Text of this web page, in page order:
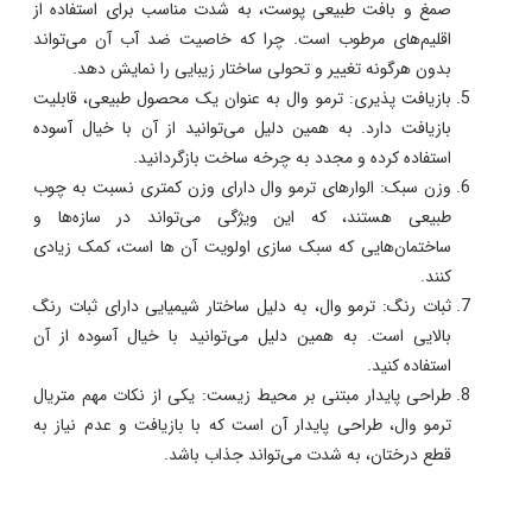
صمغ و بافت طبیعی پوست، به شدت مناسب برای استفاده از
اقلیم‌های مرطوب است. چرا که خاصیت ضد آب آن می‌تواند
بدون هرگونه تغییر و تحولی ساختار زیبایی را نمایش دهد.
بازیافت پذیری: ترمو وال به عنوان یک محصول طبیعی، قابلیت
بازیافت دارد. به همین دلیل می‌توانید از آن با خیال آسوده
استفاده کرده و مجدد به چرخه ساخت بازگردانید.
وزن سبک: الوارهای ترمو وال دارای وزن کمتری نسبت به چوب
طبیعی هستند، که این ویژگی می‌تواند در سازه‌ها و
ساختمان‌هایی که سبک سازی اولویت آن ها است، کمک زیادی
کنند.
ثبات رنگ: ترمو وال، به دلیل ساختار شیمیایی دارای ثبات رنگ
بالایی است. به همین دلیل می‌توانید با خیال آسوده از آن
استفاده کنید.
طراحی پایدار مبتنی بر محیط زیست: یکی از نکات مهم متریال
ترمو وال، طراحی پایدار آن است که با بازیافت و عدم نیاز به
قطع درختان، به شدت می‌تواند جذاب باشد.